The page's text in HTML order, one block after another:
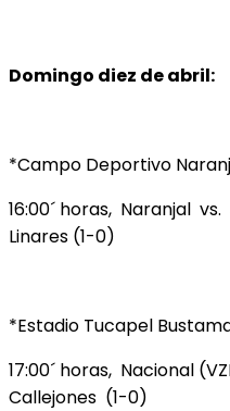
Domingo diez de abril:
*Campo Deportivo
16:00´ horas, Naranjal
Linares (1-0)
*Estadio Tucapel
17:00´ horas, Nacional
Callejones (1-0)